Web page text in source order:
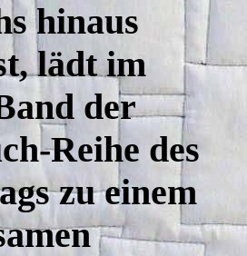
hinaus
lädt im
der
Reihe des
zu einem